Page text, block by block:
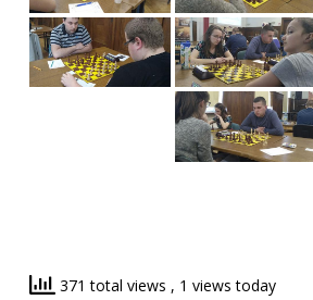
371 total views , 1 views today